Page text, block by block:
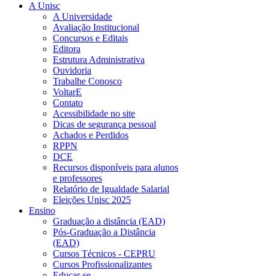
A Unisc
A Universidade
Avaliação Institucional
Concursos e Editais
Editora
Estrutura Administrativa
Ouvidoria
Trabalhe Conosco
VoltarE
Contato
Acessibilidade no site
Dicas de segurança pessoal
Achados e Perdidos
RPPN
DCE
Recursos disponíveis para alunos
e professores
Relatório de Igualdade Salarial
Eleições Unisc 2025
Ensino
Graduação a distância (EAD)
Pós-Graduação a Distância
(EAD)
Cursos Técnicos - CEPRU
Cursos Profissionalizantes